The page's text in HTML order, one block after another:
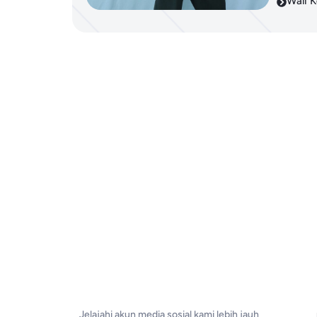
Jelajahi akun media sosial kami lebih jauh